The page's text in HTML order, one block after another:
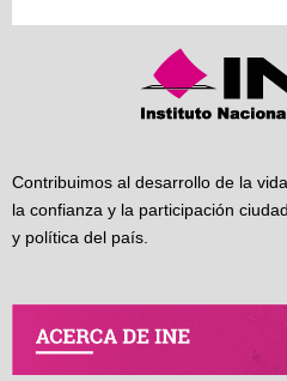
Contribuimos al desarrollo de la
la confianza y la participación
y política del país.